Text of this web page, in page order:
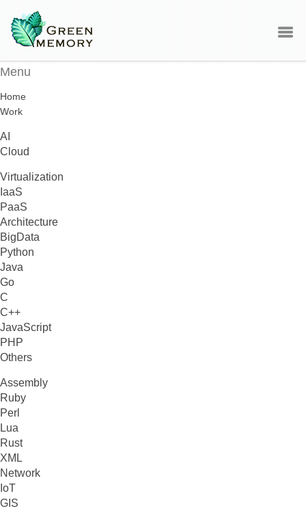
Menu
Home
Work
AI
Cloud
Virtualization
IaaS
PaaS
Architecture
BigData
Python
Java
Go
C
C++
JavaScript
PHP
Others
Assembly
Ruby
Perl
Lua
Rust
XML
Network
IoT
GIS